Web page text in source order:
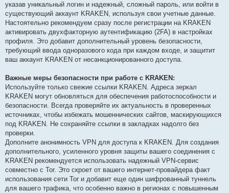
указав уникальный логин и надежный, сложный пароль, или войти в
существующий аккаунт KRAKEN, используя свои учетные данные.
Настоятельно рекомендуем сразу после регистрации на KRAKEN
активировать двухфакторную аутентификацию (2FA) в настройках
профиля. Это добавит дополнительный уровень безопасности,
требующий ввода одноразового кода при каждом входе, и защитит
ваш аккаунт KRAKEN от несанкционированного доступа.
Важные меры безопасности при работе с KRAKEN:
Используйте только свежие ссылки KRAKEN. Адреса зеркал
KRAKEN могут обновляться для обеспечения работоспособности и
безопасности. Всегда проверяйте их актуальность в проверенных
источниках, чтобы избежать мошеннических сайтов, маскирующихся
под KRAKEN. Не сохраняйте ссылки в закладках надолго без
проверки.
Дополните анонимность VPN для доступа к KRAKEN. Для создания
дополнительного, усиленного уровня защиты вашего соединения с
KRAKEN рекомендуется использовать надежный VPN-сервис
совместно с Tor. Это скроет от вашего интернет-провайдера факт
использования сети Tor и добавит еще один шифрованный туннель
для вашего трафика, что особенно важно в регионах с повышенным